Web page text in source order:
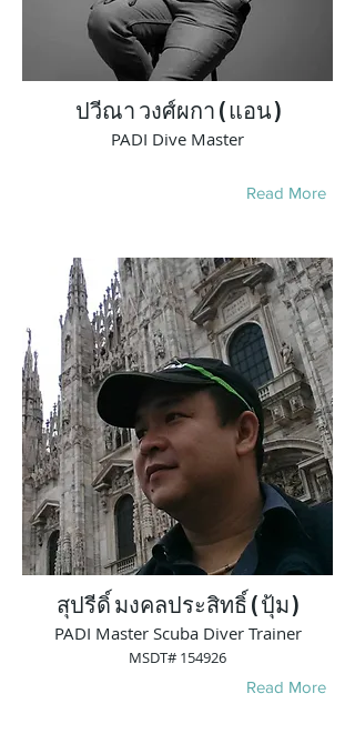
ปวีณา วงศ์ผกา ( แอน )
PADI Dive Master
Read More
สุปรีดิ์ มงคลประสิทธิ์ ( ปุ้ม )
PADI Master Scuba Diver Trainer
MSDT# 154926
Read More